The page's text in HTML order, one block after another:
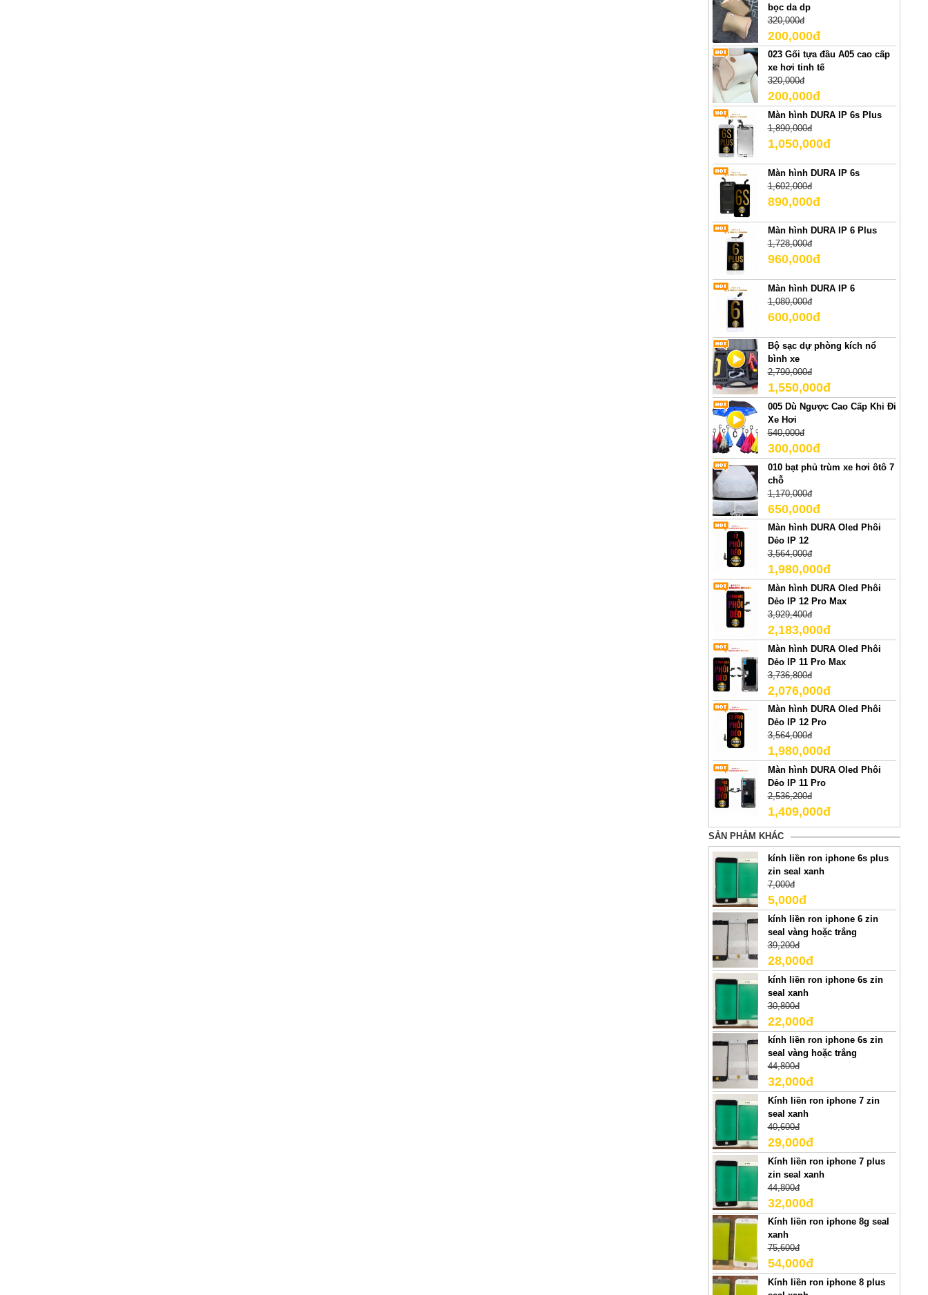
bọc da dp
320,000đ
200,000đ
023 Gối tựa đầu A05 cao cấp
xe hơi tinh tế
320,000đ
200,000đ
Màn hình DURA IP 6s Plus
1,890,000đ
1,050,000đ
Màn hình DURA IP 6s
1,602,000đ
890,000đ
Màn hình DURA IP 6 Plus
1,728,000đ
960,000đ
Màn hình DURA IP 6
1,080,000đ
600,000đ
Bộ sạc dự phòng kích nổ
bình xe
2,790,000đ
1,550,000đ
005 Dù Ngược Cao Cấp Khi Đi
Xe Hơi
540,000đ
300,000đ
010 bạt phủ trùm xe hơi ôtô 7
chỗ
1,170,000đ
650,000đ
Màn hình DURA Oled Phôi
Dẻo IP 12
3,564,000đ
1,980,000đ
Màn hình DURA Oled Phôi
Dẻo IP 12 Pro Max
3,929,400đ
2,183,000đ
Màn hình DURA Oled Phôi
Dẻo IP 11 Pro Max
3,736,800đ
2,076,000đ
Màn hình DURA Oled Phôi
Dẻo IP 12 Pro
3,564,000đ
1,980,000đ
Màn hình DURA Oled Phôi
Dẻo IP 11 Pro
2,536,200đ
1,409,000đ
SẢN PHẢM KHÁC
kính liền ron iphone 6s plus
zin seal xanh
7,000đ
5,000đ
kính liền ron iphone 6 zin
seal vàng hoặc trắng
39,200đ
28,000đ
kính liền ron iphone 6s zin
seal xanh
30,800đ
22,000đ
kính liền ron iphone 6s zin
seal vàng hoặc trắng
44,800đ
32,000đ
Kính liền ron iphone 7 zin
seal xanh
40,600đ
29,000đ
Kính liền ron iphone 7 plus
zin seal xanh
44,800đ
32,000đ
Kính liền ron iphone 8g seal
xanh
75,600đ
54,000đ
Kính liền ron iphone 8 plus